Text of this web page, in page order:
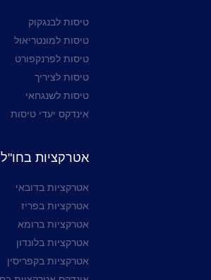
טיסות לבנגקוק
טיסות למונטריאול
טיסות לפרנקפורט
טיסות לציריך
טיסות לשנגחאי
אינדקס יעדי טיסות
אטרקציות בחו"ל
אטרקציות בדובאי
אטרקציות בפריז
אטרקציות ברומא
אטרקציות בלונדון
אטרקציות בקפריסין